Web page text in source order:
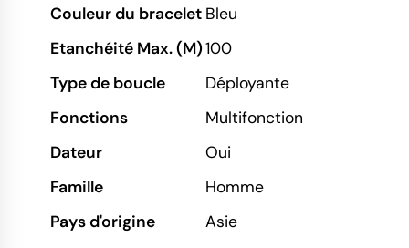
Couleur du bracelet Bleu
Etanchéité Max. (M)100
Type de boucle
Déployante
Fonctions
Multifonction
Dateur
Oui
Famille
Homme
Pays d'origine
Asie